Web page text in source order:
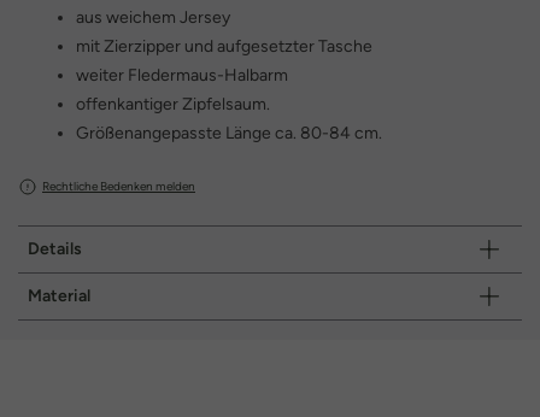
aus weichem Jersey
mit Zierzipper und aufgesetzter Tasche
weiter Fledermaus-Halbarm
offenkantiger Zipfelsaum.
Größenangepasste Länge ca. 80-84 cm.
Rechtliche Bedenken melden
Details
Material